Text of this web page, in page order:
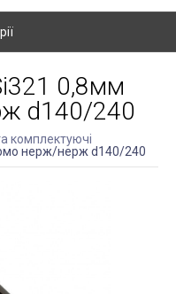
0,8мм
d140/240
комплектуючі
нерж/нерж d140/240